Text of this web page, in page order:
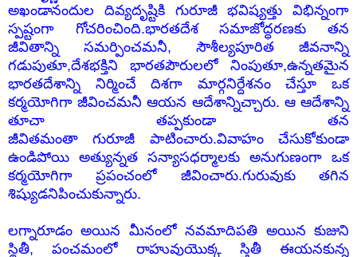
అఖండానందుల దివ్యదృష్టికి గురూజీ భవిష్యత్తు విభిన్నంగా
స్పష్టంగా గోచరించింది.భారతదేశ సమాజోద్ధరణకు తన
జీవితాన్ని సమర్పించమనీ, సౌశీల్యపూరిత జీవనాన్ని
గడుపుతూ,దేశభక్తిని భారతపౌరులలో నింపుతూ,ఉన్నతమైన
భారతదేశాన్ని నిర్మించే దిశగా మార్గనిర్దేశనం చేస్తూ ఒక
కర్మయోగిగా జీవించమనీ ఆయన ఆదేశాన్నిచ్చారు. ఆ ఆదేశాన్ని
తూచా తప్పకుండా తన
జీవితమంతాగురూజీ
పాటించారు.వివాహం చేసుకోకుండా
ఉండిపోయి అత్యున్నత సన్యాసధర్మాలకు అనుగుణంగా ఒక
కర్మయోగిగా ప్రపంచంలో జీవించారు.గురువుకు తగిన
శిష్యుడనిపించుకున్నారు.
లగ్నారూడం అయిన మీనంలో నవమాదిపతి అయిన కుజుని
స్థితీ, పంచమంలో రాహువుయొక్క స్తితీ ఈయనకున్న